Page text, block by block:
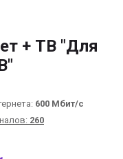
+ ТВ "Для
600 Мбит/с
260